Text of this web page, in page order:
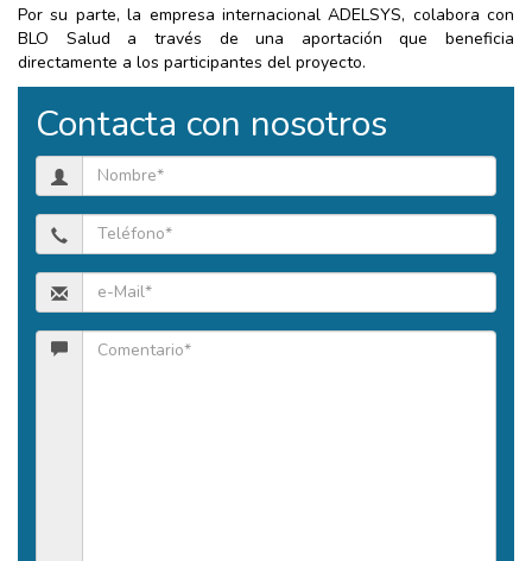
Por su parte, la empresa internacional ADELSYS, colabora con
BLO Salud a través de una aportación que beneficia
directamente a los participantes del proyecto.
Contacta con nosotros